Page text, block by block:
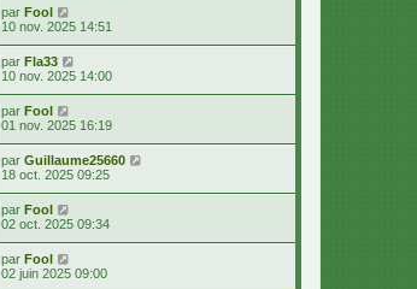
par Fool
10 nov. 2025 14:51
par Fla33
10 nov. 2025 14:00
par Fool
01 nov. 2025 16:19
par Guillaume25660
18 oct. 2025 09:25
par Fool
02 oct. 2025 09:34
par Fool
02 juin 2025 09:00